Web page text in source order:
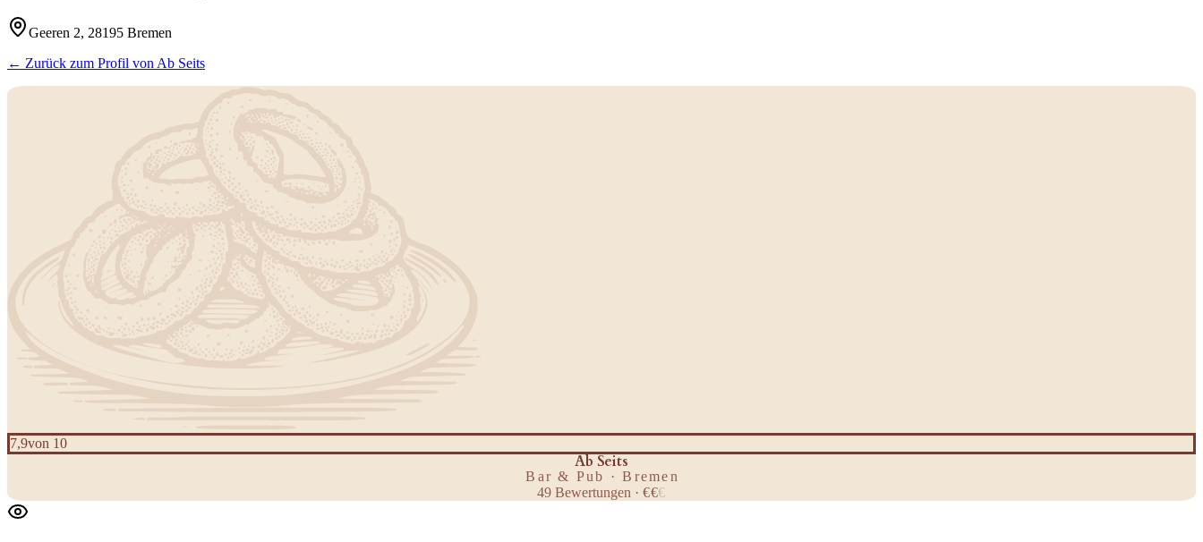
Geeren 2, 28195 Bremen
← Zurück zum Profil von Ab Seits
7,9von 10
Ab Seits
Bar & Pub · Bremen
49 Bewertungen ·€€€